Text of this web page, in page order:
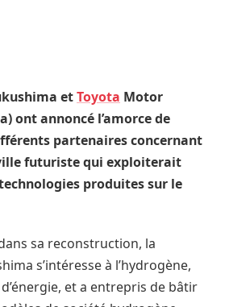
etToyota Motor
ont annoncé l’amorce de
partenaires concernant
futuriste qui exploiterait
produites sur le
sa reconstruction, la
s’intéresse à l’hydrogène,
et a entrepris de bâtir